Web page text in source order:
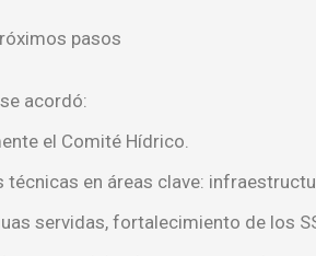
pasos
acordó:
el Comité Hídrico.
técnicas en áreas clave:
servidas, fortalecimiento de los